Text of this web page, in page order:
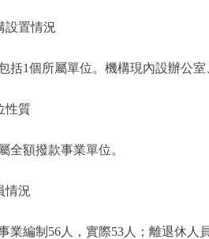
參與調查
置情況
1個所屬單位。機構現內設辦公室
質
額撥款事業單位。
況
編制56人，實際53人；離退休人